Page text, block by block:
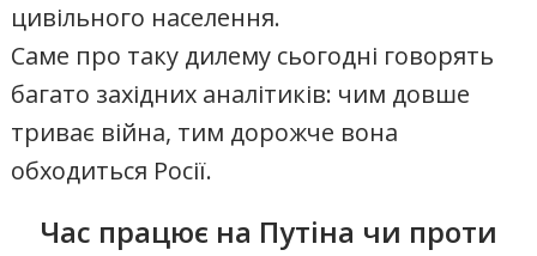
цивільного населення.
Саме про таку дилему сьогодні говорять
багато західних аналітиків: чим довше
триває війна, тим дорожче вона
обходиться Росії.
Час працює на Путіна чи проти